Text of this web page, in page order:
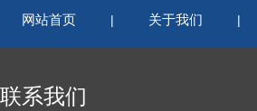
网站首页 | 关于我们 |
联系我们